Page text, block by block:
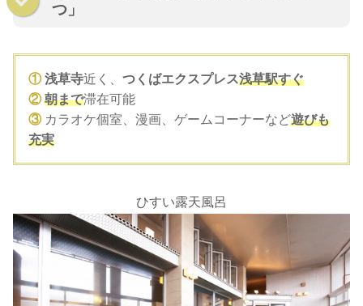
つ」
① 浅草寺近く、 つくばエクスプレス浅草駅すぐ
② 朝まで滞在可能
③カラオケ個室、漫画、ゲームコーナーなど遊びも
充実
ひすい露天風呂